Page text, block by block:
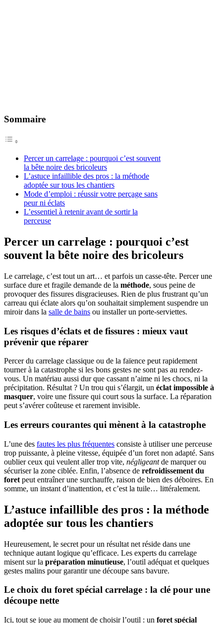
Sommaire
Percer un carrelage : pourquoi c’est souvent
la bête noire des bricoleurs
L’astuce infaillible des pros : la méthode
adoptée sur tous les chantiers
Mode d’emploi : réussir votre perçage sans
peur ni éclats
L’essentiel à retenir avant de sortir la
perceuse
Percer un carrelage : pourquoi c’est
souvent la bête noire des bricoleurs
Le carrelage, c’est tout un art… et parfois un casse-tête. Percer une
surface dure et fragile demande de la méthode, sous peine de
provoquer des fissures disgracieuses. Rien de plus frustrant qu’un
carreau qui éclate alors qu’on souhaitait simplement suspendre un
miroir dans la salle de bains ou installer un porte-serviettes.
Les risques d’éclats et de fissures : mieux vaut
prévenir que réparer
Percer du carrelage classique ou de la faïence peut rapidement
tourner à la catastrophe si les bons gestes ne sont pas au rendez-
vous. Un matériau aussi dur que cassant n’aime ni les chocs, ni la
précipitation. Résultat ? Un trou qui s’élargit, un éclat impossible à
masquer, voire une fissure qui court sous la surface. La réparation
peut s’avérer coûteuse et rarement invisible.
Les erreurs courantes qui mènent à la catastrophe
L’une des fautes les plus fréquentes consiste à utiliser une perceuse
trop puissante, à pleine vitesse, équipée d’un foret non adapté. Sans
oublier ceux qui veulent aller trop vite, négligeantde marquer ou
sécuriser la zone ciblée. Enfin, l’absence de refroidissement du
foret peut entraîner une surchauffe, raison de bien des déboires. En
somme, un instant d’inattention, et c’est la tuile… littéralement.
L’astuce infaillible des pros : la méthode
adoptée sur tous les chantiers
Heureusement, le secret pour un résultat net réside dans une
technique autant logique qu’efficace. Les experts du carrelage
misent sur la préparation minutieuse, l’outil adéquat et quelques
gestes malins pour garantir une découpe sans bavure.
Le choix du foret spécial carrelage : la clé pour une
découpe nette
Ici, tout se joue au moment de choisir l’outil : un foret spécial